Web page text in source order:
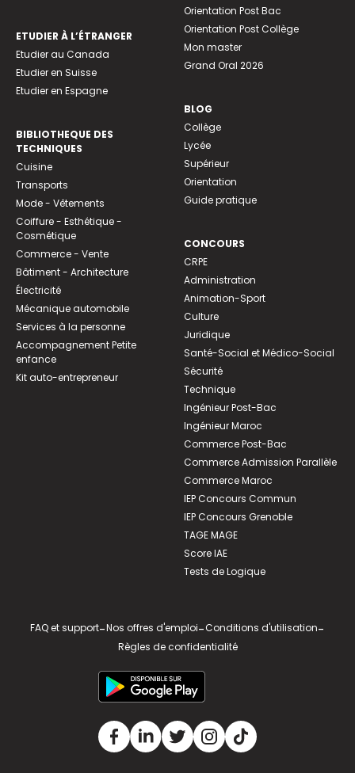
ETUDIER À L’ÉTRANGER
Etudier au Canada
Etudier en Suisse
Etudier en Espagne
BIBLIOTHEQUE DES
TECHNIQUES
Cuisine
Transports
Mode - Vêtements
Coiffure - Esthétique -
Cosmétique
Commerce - Vente
Bâtiment - Architecture
Électricité
Mécanique automobile
Services à la personne
Accompagnement Petite
enfance
Kit auto-entrepreneur
Orientation Post Bac
Orientation Post Collège
Mon master
Grand Oral 2026
BLOG
Collège
Lycée
Supérieur
Orientation
Guide pratique
CONCOURS
CRPE
Administration
Animation-Sport
Culture
Juridique
Santé-Social et Médico-Social
Sécurité
Technique
Ingénieur Post-Bac
Ingénieur Maroc
Commerce Post-Bac
Commerce Admission Parallèle
Commerce Maroc
IEP Concours Commun
IEP Concours Grenoble
TAGE MAGE
Score IAE
Tests de Logique
FAQ et support-Nos offres d'emploi-Conditions d'utilisation-
Règles de confidentialité